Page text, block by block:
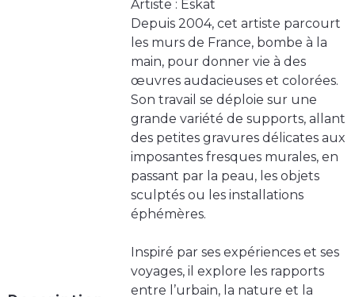
Artiste : Eskat
Depuis 2004, cet artiste parcourt
les murs de France, bombe à la
main, pour donner vie à des
œuvres audacieuses et colorées.
Son travail se déploie sur une
grande variété de supports, allant
des petites gravures délicates aux
imposantes fresques murales, en
passant par la peau, les objets
sculptés ou les installations
éphémères.
Inspiré par ses expériences et ses
voyages, il explore les rapports
entre l’urbain, la nature et la